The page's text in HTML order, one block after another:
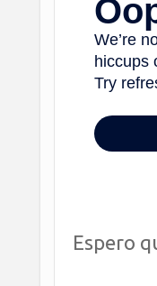
Espero